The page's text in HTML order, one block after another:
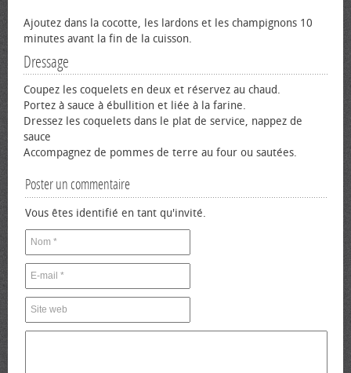
Ajoutez dans la cocotte, les lardons et les champignons 10
minutes avant la fin de la cuisson.
Dressage
Coupez les coquelets en deux et réservez au chaud.
Portez à sauce à ébullition et liée à la farine.
Dressez les coquelets dans le plat de service, nappez de
sauce
Accompagnez de pommes de terre au four ou sautées.
Poster un commentaire
Vous êtes identifié en tant qu'invité.